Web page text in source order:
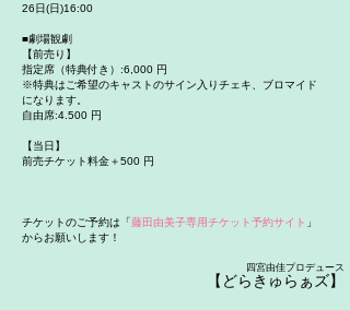
26日(日)16:00
■劇場観劇
【前売り】
指定席（特典付き）:6,000 円
※特典はご希望のキャストのサイン入りチェキ、ブロマイド
になります。
自由席:4.500 円
【当日】
前売チケット料金＋500 円
チケットのご予約は「藤田由美子専用チケット予約サイト 」
からお願いします！
四宮由佳プロデュース
【 どらきゅらぁズ】